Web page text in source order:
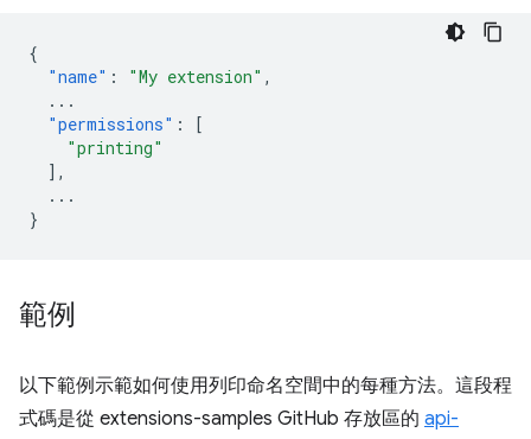
{
"name" : "My extension" ,
...
"permissions" :
[
"printing"
],
...
}
範例
以下範例示範如何使用列印命名空間中的每種方法。這段程
式碼是從 extensions-samples GitHub 存放區的 api-